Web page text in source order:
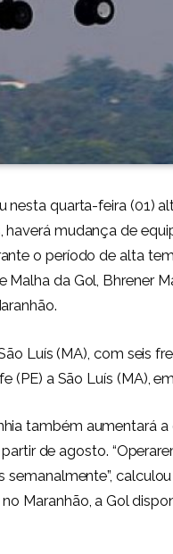
nesta quarta-feira (01)
haverá mudança de
o período de alta
da Gol, Bhrener
Luís (MA), com seis
(PE) a São Luís (MA),
também aumentará
de agosto.
Maranhão, a Gol